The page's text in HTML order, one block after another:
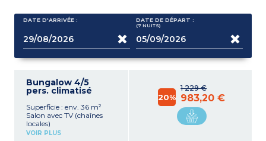
DATE D'ARRIVÉE : DATE DE DÉPART :
(7 NUITS)
Bungalow 4/5
pers. climatisé
Superficie : env. 36 m²
Salon avec TV (chaînes
locales)
Coin cuisine avec 2 plaques
VOIR PLUS
1 229 €
20% 983,20 €